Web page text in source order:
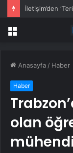
İletişim’den
Menü
Anasayfa / Haber
Haber
olan